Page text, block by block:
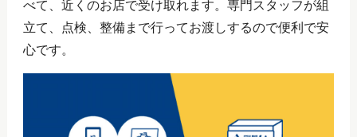
べて、近くのお店で受け取れます。専門スタッフが組
立て、点検、整備まで行ってお渡しするので便利で安
心です。